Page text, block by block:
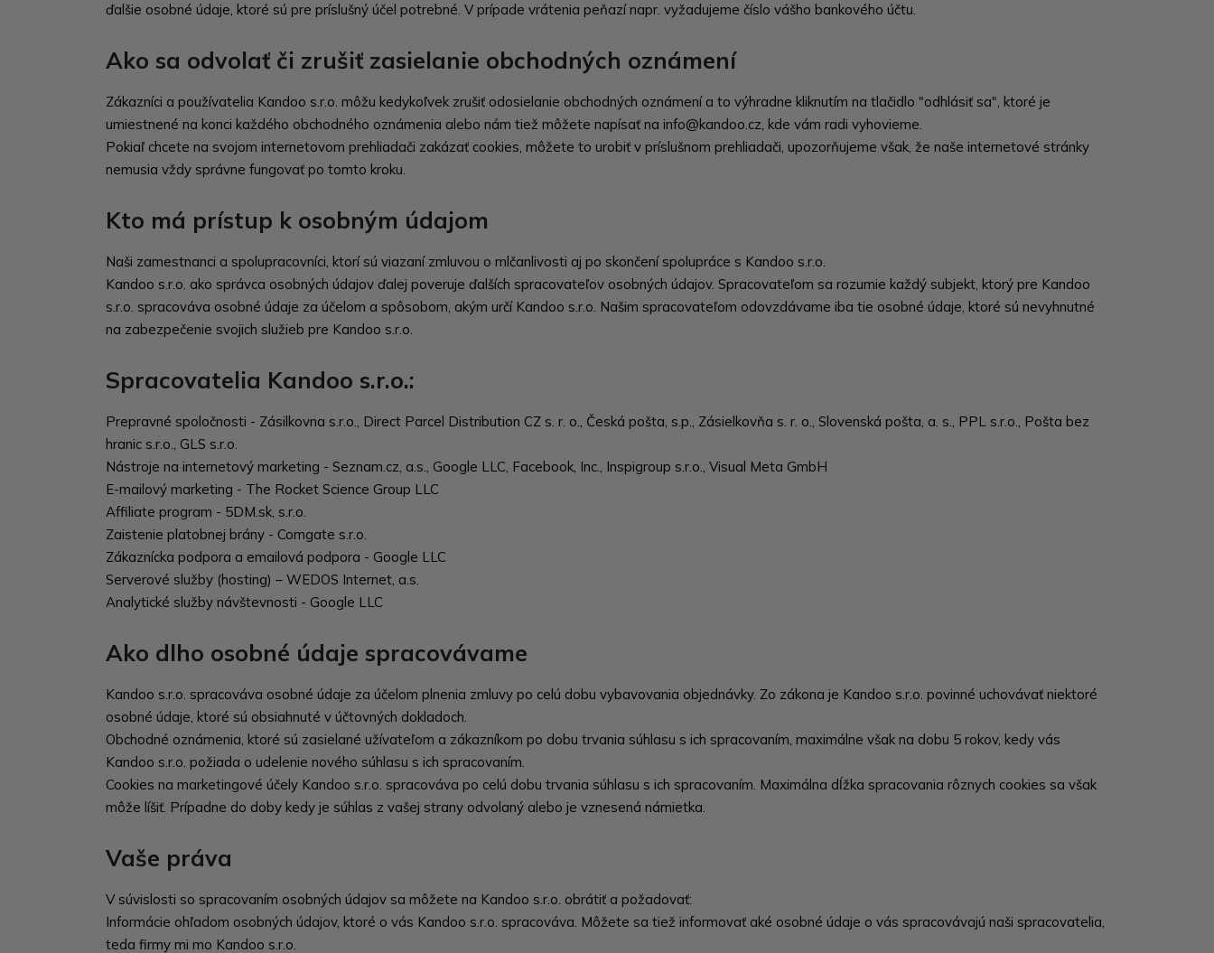
ďalšie osobné údaje, ktoré sú pre príslušný účel potrebné. V prípade vrátenia peňazí napr. vyžadujeme číslo vášho bankového účtu.
Ako sa odvolať či zrušiť zasielanie obchodných oznámení
Zákazníci a používatelia Kandoo s.r.o. môžu kedykoľvek zrušiť odosielanie obchodných oznámení a to výhradne kliknutím na tlačidlo "odhlásiť sa", ktoré je
umiestnené na konci každého obchodného oznámenia alebo nám tiež môžete napísať na info@kandoo.cz, kde vám radi vyhovieme.
Pokiaľ chcete na svojom internetovom prehliadači zakázať cookies, môžete to urobiť v príslušnom prehliadači, upozorňujeme však, že naše internetové stránky
nemusia vždy správne fungovať po tomto kroku.
Kto má prístup k osobným údajom
Naši zamestnanci a spolupracovníci, ktorí sú viazaní zmluvou o mlčanlivosti aj po skončení spolupráce s Kandoo s.r.o.
Kandoo s.r.o. ako správca osobných údajov ďalej poveruje ďalších spracovateľov osobných údajov. Spracovateľom sa rozumie každý subjekt, ktorý pre Kandoo
s.r.o. spracováva osobné údaje za účelom a spôsobom, akým určí Kandoo s.r.o. Našim spracovateľom odovzdávame iba tie osobné údaje, ktoré sú nevyhnutné
na zabezpečenie svojich služieb pre Kandoo s.r.o.
Spracovatelia Kandoo s.r.o.:
Prepravné spoločnosti - Zásilkovna s.r.o., Direct Parcel Distribution CZ s. r. o., Česká pošta, s.p., Zásielkovňa s. r. o., Slovenská pošta, a. s., PPL s.r.o., Pošta bez
hranic s.r.o., GLS s.r.o.
Nástroje na internetový marketing - Seznam.cz, a.s., Google LLC, Facebook, Inc., Inspigroup s.r.o., Visual Meta GmbH
E-mailový marketing - The Rocket Science Group LLC
Affiliate program - 5DM.sk, s.r.o.
Zaistenie platobnej brány - Comgate s.r.o.
Zákaznícka podpora a emailová podpora - Google LLC
Serverové služby (hosting) – WEDOS Internet, a.s.
Analytické služby návštevnosti - Google LLC
Ako dlho osobné údaje spracovávame
Kandoo s.r.o. spracováva osobné údaje za účelom plnenia zmluvy po celú dobu vybavovania objednávky. Zo zákona je Kandoo s.r.o. povinné uchovávať niektoré
osobné údaje, ktoré sú obsiahnuté v účtovných dokladoch.
Obchodné oznámenia, ktoré sú zasielané užívateľom a zákazníkom po dobu trvania súhlasu s ich spracovaním, maximálne však na dobu 5 rokov, kedy vás
Kandoo s.r.o. požiada o udelenie nového súhlasu s ich spracovaním.
Cookies na marketingové účely Kandoo s.r.o. spracováva po celú dobu trvania súhlasu s ich spracovaním. Maximálna dĺžka spracovania rôznych cookies sa však
môže líšiť. Prípadne do doby kedy je súhlas z vašej strany odvolaný alebo je vznesená námietka.
Vaše práva
V súvislosti so spracovaním osobných údajov sa môžete na Kandoo s.r.o. obrátiť a požadovať:
Informácie ohľadom osobných údajov, ktoré o vás Kandoo s.r.o. spracováva. Môžete sa tiež informovať aké osobné údaje o vás spracovávajú naši spracovatelia,
teda firmy mi mo Kandoo s.r.o.